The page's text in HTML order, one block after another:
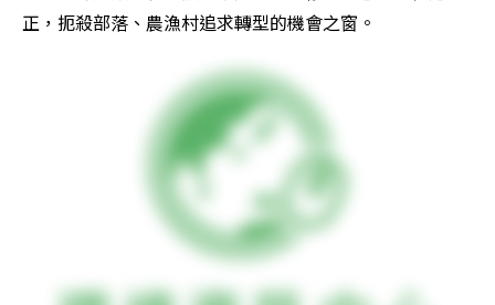
正，扼殺部落、農漁村追求轉型的機會之窗。